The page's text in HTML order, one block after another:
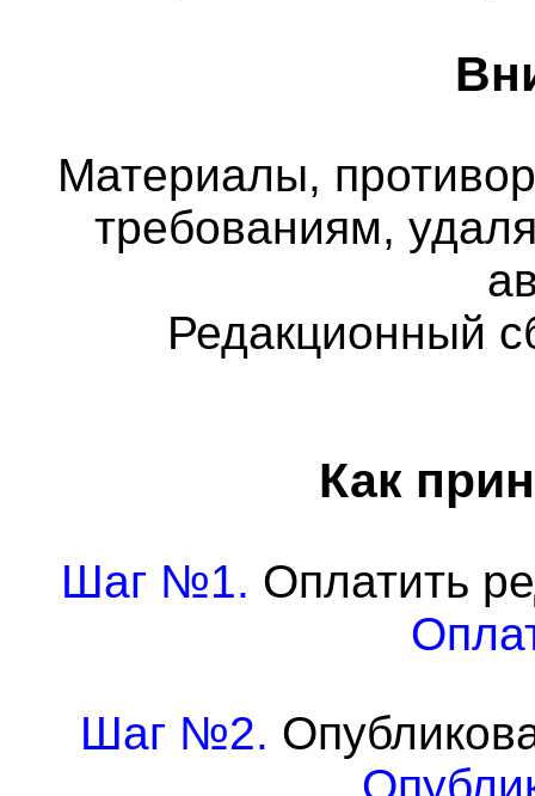
Материалы,
требованиям,
Редакционный
Как
Шаг №1. Оплатить
Шаг №2.